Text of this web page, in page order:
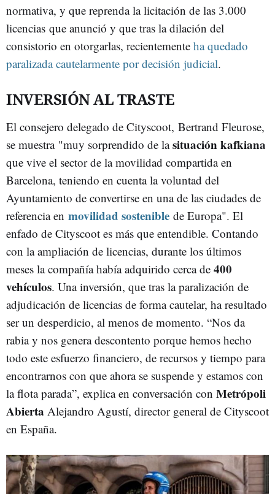
normativa, y que reprenda la licitación de las 3.000
licencias que anunció y que tras la dilación del
consistorio en otorgarlas, recientemente ha quedado
paralizada cautelarmente por decisión judicial.
INVERSIÓN AL TRASTE
El consejero delegado de Cityscoot, Bertrand Fleurose,
se muestra "muy sorprendido de lasituación kafkiana
que vive el sector de la movilidad compartida en
Barcelona, teniendo en cuenta la voluntad del
Ayuntamiento de convertirse en una de las ciudades de
referencia en movilidad sostenible de Europa". El
enfado de Cityscoot es más que entendible. Contando
con la ampliación de licencias, durante los últimos
meses la compañía había adquirido cerca de 400
vehículos. Una inversión, que tras la paralización de
adjudicación de licencias de forma cautelar, ha resultado
ser un desperdicio, al menos de momento. “Nos da
rabia y nos genera descontento porque hemos hecho
todo este esfuerzo financiero, de recursos y tiempo para
encontrarnos con que ahora se suspende y estamos con
la flota parada”, explica en conversación con Metrópoli
Abierta Alejandro Agustí, director general de Cityscoot
en España.